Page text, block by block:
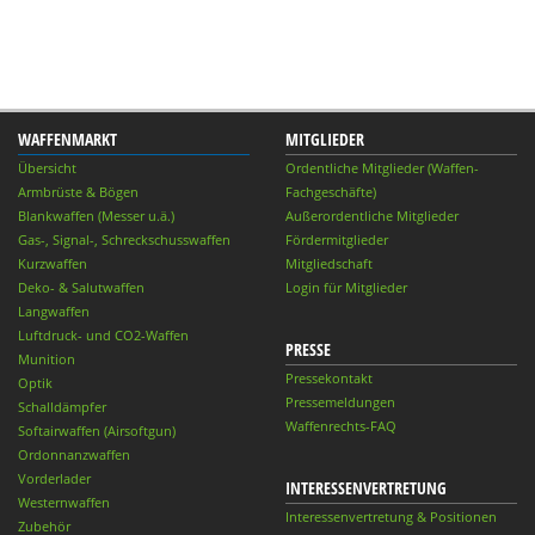
WAFFENMARKT
Übersicht
Armbrüste & Bögen
Blankwaffen (Messer u.ä.)
Gas-, Signal-, Schreckschusswaffen
Kurzwaffen
Deko- & Salutwaffen
Langwaffen
Luftdruck- und CO2-Waffen
Munition
Optik
Schalldämpfer
Softairwaffen (Airsoftgun)
Ordonnanzwaffen
Vorderlader
Westernwaffen
Zubehör
MITGLIEDER
Ordentliche Mitglieder (Waffen-
Fachgeschäfte)
Außerordentliche Mitglieder
Fördermitglieder
Mitgliedschaft
Login für Mitglieder
PRESSE
Pressekontakt
Pressemeldungen
Waffenrechts-FAQ
INTERESSENVERTRETUNG
Interessenvertretung & Positionen